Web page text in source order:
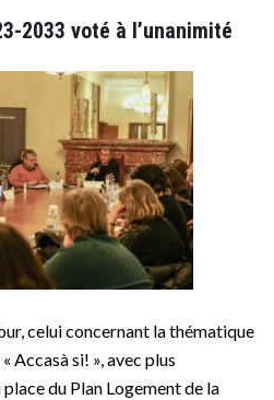
2033 voté à l’unanimité
celui concernant la thématique
Accasà si! », avec plus
du Plan Logement de la